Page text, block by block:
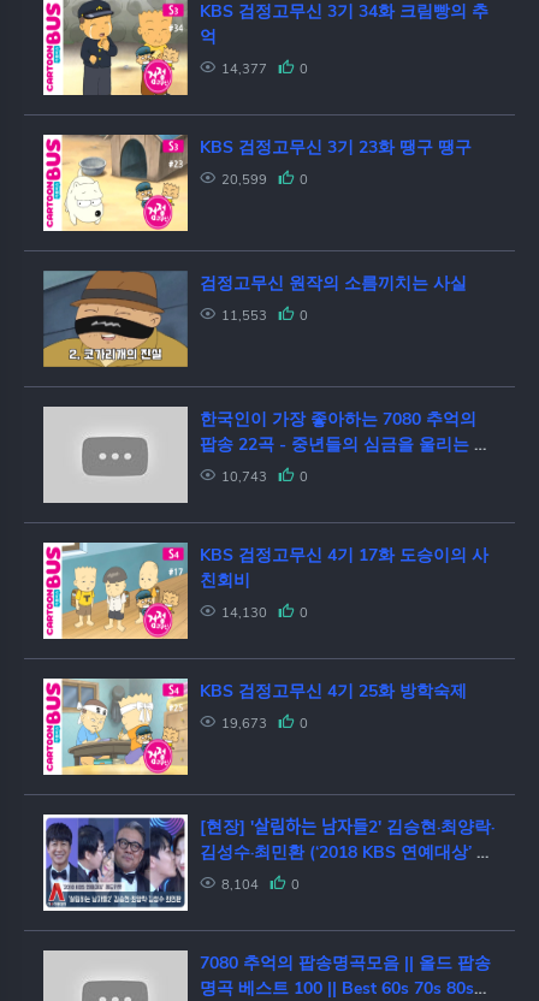
KBS 검정고무신 3기 34화 크림빵의 추
억
14,377 0
KBS 검정고무신 3기 23화 땡구 땡구
20,599 0
검정고무신 원작의 소름끼치는 사실
11,553 0
한국인이 가장 좋아하는 7080 추억의
팝송 22곡 - 중년들의 심금을 울리는 추
억의 팝송. old pop
10,743 0
KBS 검정고무신 4기 17화 도승이의 사
친회비
14,130 0
KBS 검정고무신 4기 25화 방학숙제
19,673 0
[현장] '살림하는 남자들2' 김승현·최양락·
김성수·최민환 (‘2018 KBS 연예대상’ 레
드카펫)
8,104 0
7080 추억의 팝송명곡모음 || 올드 팝송
명곡 베스트 100 || Best 60s 70s 80s